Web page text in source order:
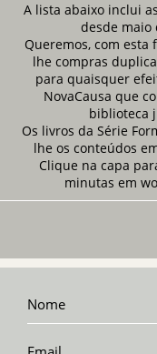
A lista abaixo inclui
desde maio
Queremos, com esta
lhe compras
para quaisquer
NovaCausa que
biblioteca
Os livros da Série
lhe os conteúdos
Clique na capa
minutas em